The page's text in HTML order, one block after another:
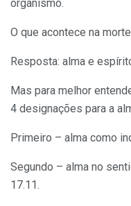
organismo.
O que acontece na
Resposta: alma e
Mas para melhor
4 designações para a
Primeiro – alma como
Segundo – alma no
17.11.